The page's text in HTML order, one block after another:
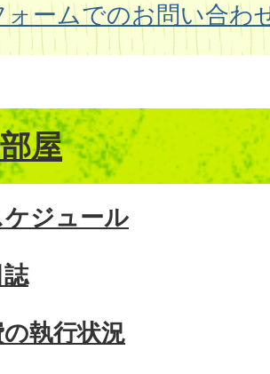
ォームでのお問い合わ
屋
ケジュール
執行状況